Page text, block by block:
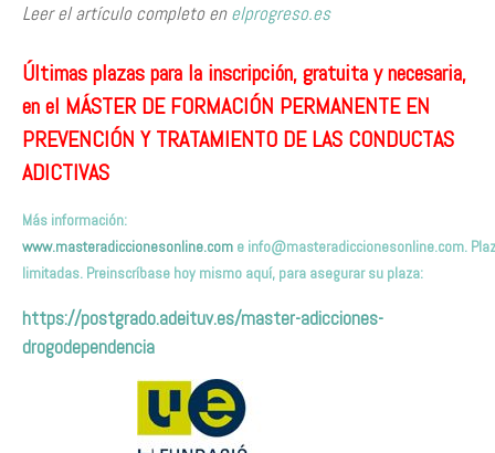
Leer el artículo completo enelprogreso.es
Últimas plazas para la inscripción, gratuita y necesaria,
en el MÁSTER DE FORMACIÓN PERMANENTE EN
PREVENCIÓN Y TRATAMIENTO DE LAS CONDUCTAS
ADICTIVAS
Más información:
www.masteradiccionesonline.com e info@masteradiccionesonline.com.
limitadas. Preinscríbase hoy mismo aquí, para asegurar su plaza:
https://postgrado.adeituv.es/master-adicciones-
drogodependencia